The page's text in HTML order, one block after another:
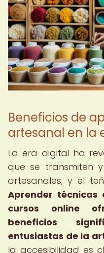
Beneficios de
artesanal en la
La era digital ha
que se transmiten
artesanales, y el
Aprender técnicas
cursos online
beneficios
entusiastas de la
la accesibilidad es